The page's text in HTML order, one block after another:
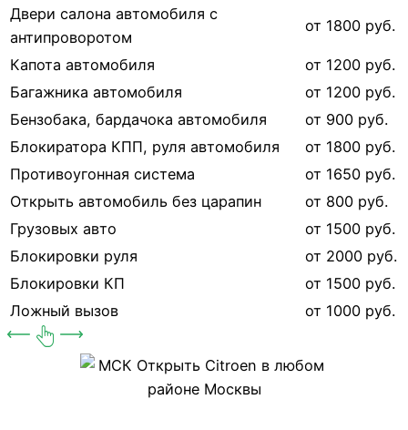
Двери салона автомобиля с
антипроворотом
от 1800 руб.
Капота автомобиля
от 1200 руб.
Багажника автомобиля
от 1200 руб.
Бензобака, бардачока автомобиля
от 900 руб.
Блокиратора КПП, руля автомобиля
от 1800 руб.
Противоугонная система
от 1650 руб.
Открыть автомобиль без царапин
от 800 руб.
Грузовых авто
от 1500 руб.
Блокировки руля
от 2000 руб.
Блокировки КП
от 1500 руб.
Ложный вызов
от 1000 руб.